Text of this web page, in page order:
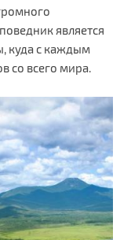
является
куда с каждым
со всего мира.